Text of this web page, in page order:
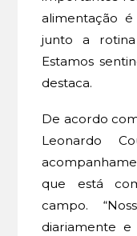
alimentação
junto a
Estamos
destaca.
De acordo
Leonardo
que está
campo.
diariamente